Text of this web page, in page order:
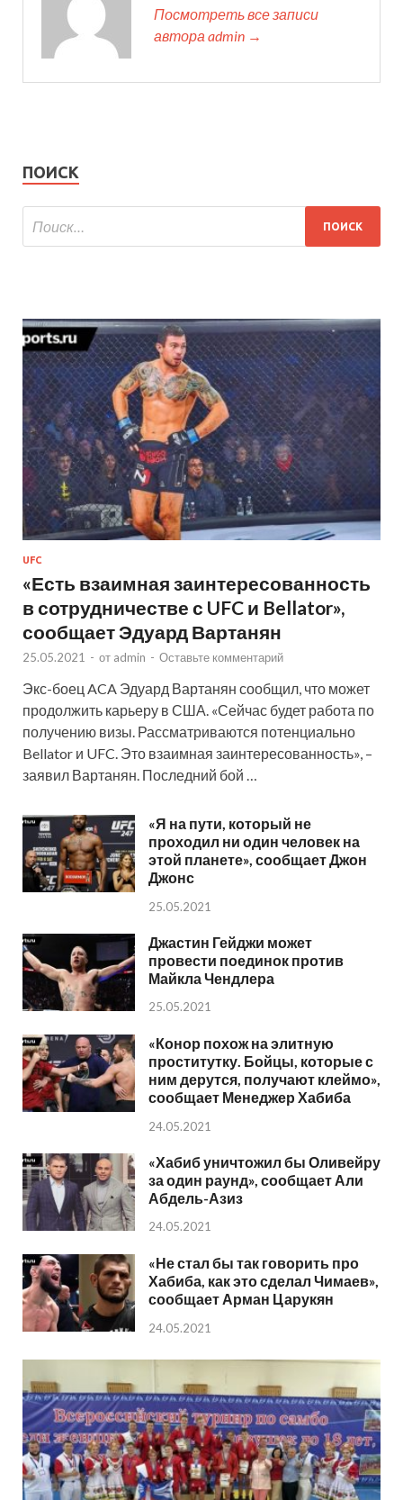
Посмотреть все записи
автора admin →
ПОИСК
UFC
«Есть взаимная заинтересованность
в сотрудничестве с UFC и Bellator»,
сообщает Эдуард Вартанян
25.05.2021 - от admin - Оставьте комментарий
Экс-боец ACA Эдуард Вартанян сообщил, что может
продолжить карьеру в США. «Сейчас будет работа по
получению визы. Рассматриваются потенциально
Bellator и UFC. Это взаимная заинтересованность», –
заявил Вартанян. Последний бой …
«Я на пути, который не
проходил ни один человек на
этой планете», сообщает Джон
Джонс
25.05.2021
Джастин Гейджи может
провести поединок против
Майкла Чендлера
25.05.2021
«Конор похож на элитную
проститутку. Бойцы, которые с
ним дерутся, получают клеймо»,
сообщает Менеджер Хабиба
24.05.2021
«Хабиб уничтожил бы Оливейру
за один раунд», сообщает Али
Абдель-Азиз
24.05.2021
«Не стал бы так говорить про
Хабиба, как это сделал Чимаев»,
сообщает Арман Царукян
24.05.2021